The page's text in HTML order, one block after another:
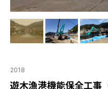
2018
遊木漁港機能保全工事